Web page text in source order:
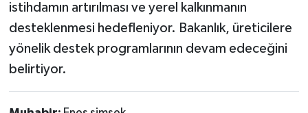
istihdamın artırılması ve yerel kalkınmanın
desteklenmesi hedefleniyor. Bakanlık, üreticilere
yönelik destek programlarının devam edeceğini
belirtiyor.